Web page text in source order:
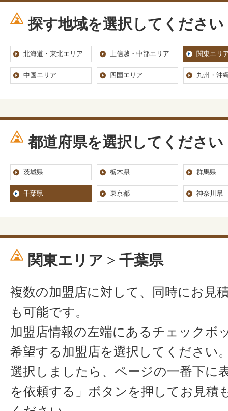
探す地域を選択してください
北海道・東北エリア 上信越・中部エリア 関東エリ
中国エリア 四国エリア 九州・沖
都道府県を選択してください
茨城県 栃木県 群馬県
千葉県 東京都 神奈川県
関東エリア > 千葉県
複数の加盟店に対して、同時にお見
も可能です。
加盟店情報の左端にあるチェックボ
希望する加盟店を選択してください
選択しましたら、ページの一番下に
を依頼する」ボタンを押してお見積